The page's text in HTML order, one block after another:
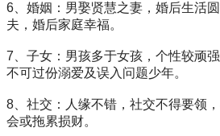
6、婚姻：男娶贤慧之妻，婚后生活
夫，婚后家庭幸福。
7、子女：男孩多于女孩，个性较顽
不可过份溺爱及误入问题少年。
8、社交：人缘不错，社交不得要领
会或拖累损财。